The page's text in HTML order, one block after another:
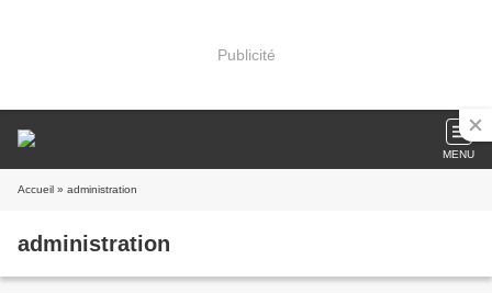
Publicité
MENU
Accueil » administration
administration